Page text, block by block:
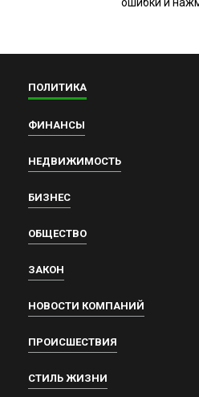
ПОЛИТИКА
ФИНАНСЫ
НЕДВИЖИМОСТЬ
БИЗНЕС
ОБЩЕСТВО
ЗАКОН
НОВОСТИ КОМПАНИЙ
ПРОИСШЕСТВИЯ
СТИЛЬ ЖИЗНИ